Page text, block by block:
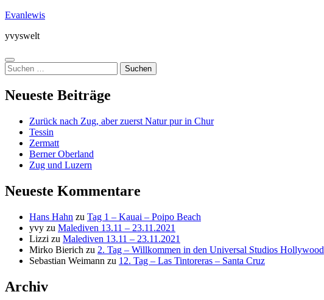
Zum
springen
Evanlewis
yvyswelt
Menü
Suchen
nach:
Neueste Beiträge
Zurück nach Zug, aber zuerst Natur pur in Chur
Tessin
Zermatt
Berner Oberland
Zug und Luzern
Neueste Kommentare
Hans Hahn zu Tag 1 – Kauai – Poipo Beach
yvy zu Malediven 13.11 – 23.11.2021
Lizzi zu Malediven 13.11 – 23.11.2021
Mirko Bierich zu 2. Tag – Willkommen in den Universal Studios Hollywood
Sebastian Weimann zu 12. Tag – Las Tintoreras – Santa Cruz
Archiv